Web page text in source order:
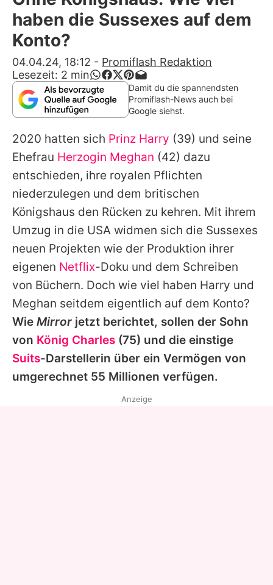
Alle Themen auf Promiflash
App runterladen
Team
Redaktionelle Richtlinien
Impressum
Datenschutzerklärung
Nutzungsbedingungen
Utiq verwalten
haben die Sussexes auf dem
Konto?
04.04.24, 18:12 - Promiflash Redaktion
Lesezeit: 2 min
Damit du die spannendsten
Promiflash-News auch bei
Google siehst.
2020 hatten sich Prinz Harry (39) und seine
Ehefrau Herzogin Meghan (42) dazu
entschieden, ihre royalen Pflichten
niederzulegen und dem britischen
Königshaus den Rücken zu kehren. Mit ihrem
Umzug in die USA widmen sich die Sussexes
neuen Projekten wie der Produktion ihrer
eigenen Netflix-Doku und dem Schreiben
von Büchern. Doch wie viel haben Harry und
Meghan seitdem eigentlich auf dem Konto?
Wie Mirror jetzt berichtet, sollen der Sohn
von König Charles (75) und die einstige
Suits-Darstellerin über ein Vermögen von
umgerechnet 55 Millionen verfügen.
Anzeige